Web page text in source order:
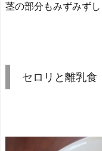
茎の部分もみずみず
セロリと離乳食